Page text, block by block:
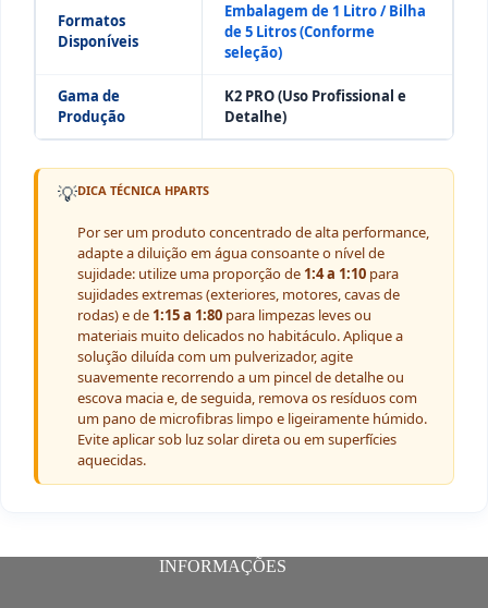
Formatos
Disponíveis
Embalagem de 1 Litro / Bilha
de 5 Litros (Conforme
seleção)
Gama de
Produção
K2 PRO (Uso Profissional e
Detalhe)
💡DICA TÉCNICA HPARTS
Por ser um produto concentrado de alta performance,
adapte a diluição em água consoante o nível de
sujidade: utilize uma proporção de 1:4 a 1:10 para
sujidades extremas (exteriores, motores, cavas de
rodas) e de 1:15 a 1:80 para limpezas leves ou
materiais muito delicados no habitáculo. Aplique a
solução diluída com um pulverizador, agite
suavemente recorrendo a um pincel de detalhe ou
escova macia e, de seguida, remova os resíduos com
um pano de microfibras limpo e ligeiramente húmido.
Evite aplicar sob luz solar direta ou em superfícies
aquecidas.
INFORMAÇÕES